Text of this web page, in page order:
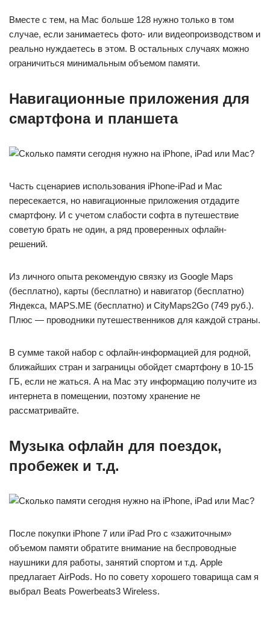
Вместе с тем, на Mac больше 128 нужно только в том
случае, если занимаетесь фото- или видеопроизводством и
реально нуждаетесь в этом. В остальных случаях можно
ограничиться минимальным объемом памяти.
Навигационные приложения для
смартфона и планшета
Часть сценариев использования iPhone-iPad и Mac
пересекается, но навигационные приложения отдадите
смартфону. И с учетом слабости софта в путешествие
советую брать не один, а ряд проверенных офлайн-
решений.
Из личного опыта рекомендую связку из Google Maps
(бесплатно), карты (бесплатно) и навигатор (бесплатно)
Яндекса, MAPS.ME (бесплатно) и CityMaps2Go (749 руб.).
Плюс — проводники путешественников для каждой страны.
В сумме такой набор с офлайн-информацией для родной,
ближайших стран и заграницы обойдет смартфону в 10-15
ГБ, если не жаться. А на Mac эту информацию получите из
интернета в помещении, поэтому хранение не
рассматривайте.
Музыка офлайн для поездок,
пробежек и т.д.
После покупки iPhone 7 или iPad Pro с «зажиточным»
объемом памяти обратите внимание на беспроводные
наушники для работы, занятий спортом и т.д. Apple
предлагает AirPods. Но по совету хорошего товарища сам я
выбрал Beats Powerbeats3 Wireless.